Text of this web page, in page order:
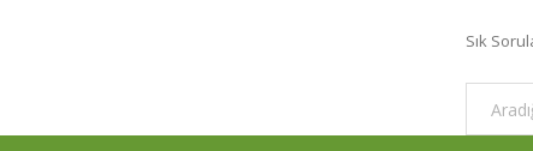
Sık